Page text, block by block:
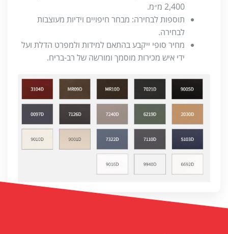
2,400 מ״מ.
תוספות לבחירה: מבחר חיפויים וידיות מעוצבות
לבחירה.
מחיר סופי ייקבע בהתאם למידות ולמפרט הדלת ועל
ידי איש מכירות מוסמך ומורשה של רב-בריח.